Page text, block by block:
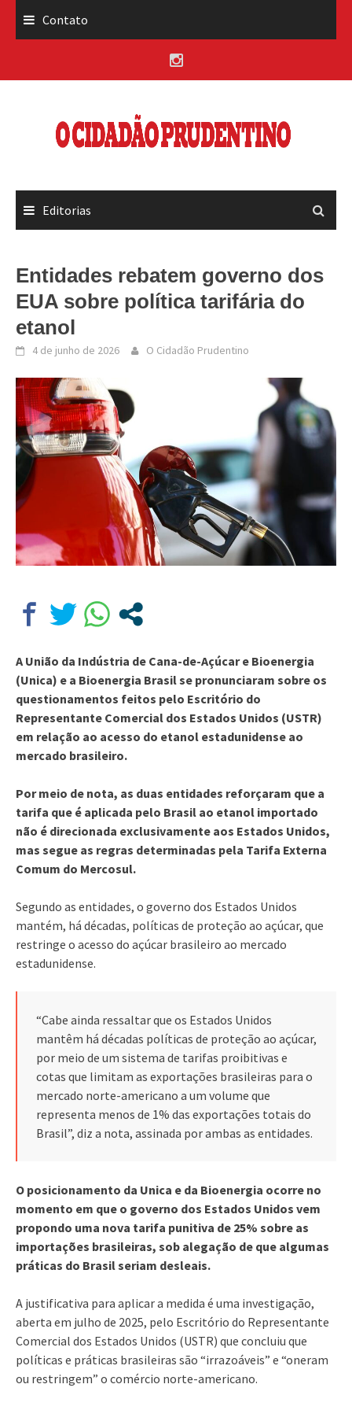
Contato
Editorias
Entidades rebatem governo dos
EUA sobre política tarifária do
etanol
4 de junho de 2026 O Cidadão Prudentino
A União da Indústria de Cana-de-Açúcar e Bioenergia
(Unica) e a Bioenergia Brasil se pronunciaram sobre os
questionamentos feitos pelo Escritório do
Representante Comercial dos Estados Unidos (USTR)
em relação ao acesso do etanol estadunidense ao
mercado brasileiro.
Por meio de nota, as duas entidades reforçaram que a
tarifa que é aplicada pelo Brasil ao etanol importado
não é direcionada exclusivamente aos Estados Unidos,
mas segue as regras determinadas pela Tarifa Externa
Comum do Mercosul.
Segundo as entidades, o governo dos Estados Unidos
mantém, há décadas, políticas de proteção ao açúcar, que
restringe o acesso do açúcar brasileiro ao mercado
estadunidense.
“Cabe ainda ressaltar que os Estados Unidos
mantêm há décadas políticas de proteção ao açúcar,
por meio de um sistema de tarifas proibitivas e
cotas que limitam as exportações brasileiras para o
mercado norte-americano a um volume que
representa menos de 1% das exportações totais do
Brasil”, diz a nota, assinada por ambas as entidades.
O posicionamento da Unica e da Bioenergia ocorre no
momento em que o governo dos Estados Unidos vem
propondo uma nova tarifa punitiva de 25% sobre as
importações brasileiras, sob alegação de que algumas
práticas do Brasil seriam desleais.
A justificativa para aplicar a medida é uma investigação,
aberta em julho de 2025, pelo Escritório do Representante
Comercial dos Estados Unidos (USTR) que concluiu que
políticas e práticas brasileiras são “irrazoáveis” e “oneram
ou restringem” o comércio norte-americano.